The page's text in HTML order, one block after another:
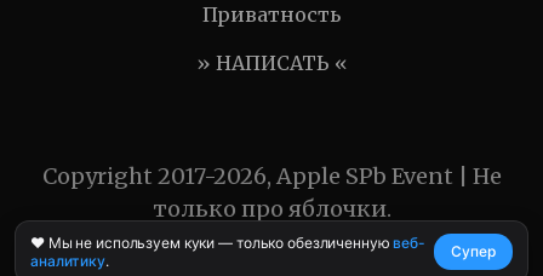
Приватность
» НАПИСАТЬ «
Copyright 2017-2026, Apple SPb Event | Не
только про яблочки.
❤️ Мы не используем куки — только обезличеннуювеб-
аналитику.
Супер